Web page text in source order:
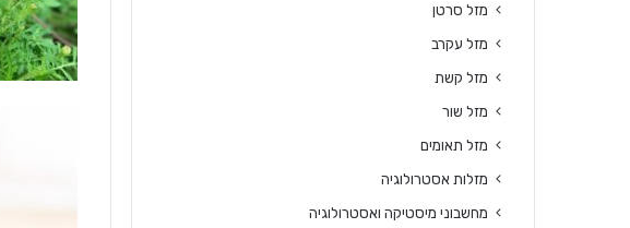
מזל סרטן
מזל עקרב
מזל קשת
מזל שור
מזל תאומים
מזלות אסטרולוגיה
מחשבוני מיסטיקה ואסטרולוגיה